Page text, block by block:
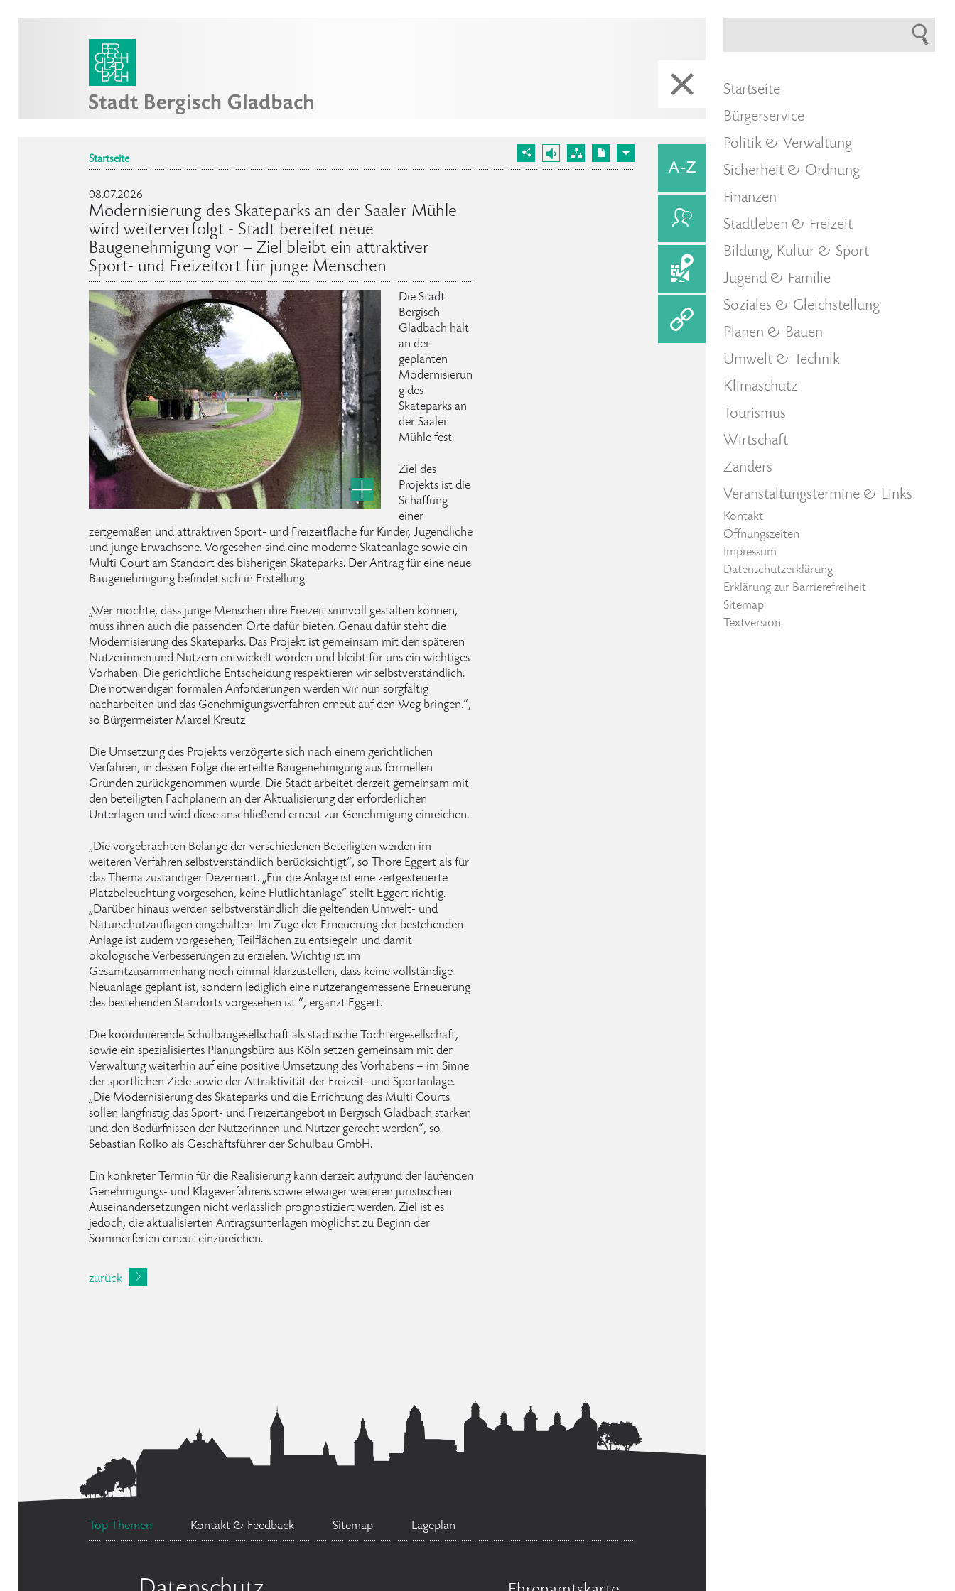
Startseite
08.07.2026
Modernisierung des Skateparks an der Saaler Mühle
wird weiterverfolgt - Stadt bereitet neue
Baugenehmigung vor – Ziel bleibt ein attraktiver
Sport- und Freizeitort für junge Menschen
Die Stadt
Bergisch
Gladbach hält
an der
geplanten
Modernisierun
g des
Skateparks an
der Saaler
Mühle fest.
Ziel des
Projekts ist die
Schaffung
einer
zeitgemäßen und attraktiven Sport- und Freizeitfläche für Kinder, Jugendliche
und junge Erwachsene. Vorgesehen sind eine moderne Skateanlage sowie ein
Multi Court am Standort des bisherigen Skateparks. Der Antrag für eine neue
Baugenehmigung befindet sich in Erstellung.
„Wer möchte, dass junge Menschen ihre Freizeit sinnvoll gestalten können,
muss ihnen auch die passenden Orte dafür bieten. Genau dafür steht die
Modernisierung des Skateparks. Das Projekt ist gemeinsam mit den späteren
Nutzerinnen und Nutzern entwickelt worden und bleibt für uns ein wichtiges
Vorhaben. Die gerichtliche Entscheidung respektieren wir selbstverständlich.
Die notwendigen formalen Anforderungen werden wir nun sorgfältig
nacharbeiten und das Genehmigungsverfahren erneut auf den Weg bringen.“,
so Bürgermeister Marcel Kreutz
Die Umsetzung des Projekts verzögerte sich nach einem gerichtlichen
Verfahren, in dessen Folge die erteilte Baugenehmigung aus formellen
Gründen zurückgenommen wurde. Die Stadt arbeitet derzeit gemeinsam mit
den beteiligten Fachplanern an der Aktualisierung der erforderlichen
Unterlagen und wird diese anschließend erneut zur Genehmigung einreichen.
„Die vorgebrachten Belange der verschiedenen Beteiligten werden im
weiteren Verfahren selbstverständlich berücksichtigt“, so Thore Eggert als für
das Thema zuständiger Dezernent. „Für die Anlage ist eine zeitgesteuerte
Platzbeleuchtung vorgesehen, keine Flutlichtanlage“ stellt Eggert richtig.
„Darüber hinaus werden selbstverständlich die geltenden Umwelt- und
Naturschutzauflagen eingehalten. Im Zuge der Erneuerung der bestehenden
Anlage ist zudem vorgesehen, Teilflächen zu entsiegeln und damit
ökologische Verbesserungen zu erzielen. Wichtig ist im
Gesamtzusammenhang noch einmal klarzustellen, dass keine vollständige
Neuanlage geplant ist, sondern lediglich eine nutzerangemessene Erneuerung
des bestehenden Standorts vorgesehen ist “, ergänzt Eggert.
Die koordinierende Schulbaugesellschaft als städtische Tochtergesellschaft,
sowie ein spezialisiertes Planungsbüro aus Köln setzen gemeinsam mit der
Verwaltung weiterhin auf eine positive Umsetzung des Vorhabens – im Sinne
der sportlichen Ziele sowie der Attraktivität der Freizeit- und Sportanlage.
„Die Modernisierung des Skateparks und die Errichtung des Multi Courts
sollen langfristig das Sport- und Freizeitangebot in Bergisch Gladbach stärken
und den Bedürfnissen der Nutzerinnen und Nutzer gerecht werden“, so
Sebastian Rolko als Geschäftsführer der Schulbau GmbH.
Ein konkreter Termin für die Realisierung kann derzeit aufgrund der laufenden
Genehmigungs- und Klageverfahrens sowie etwaiger weiteren juristischen
Auseinandersetzungen nicht verlässlich prognostiziert werden. Ziel ist es
jedoch, die aktualisierten Antragsunterlagen möglichst zu Beginn der
Sommerferien erneut einzureichen.
zurück
Top Themen Kontakt & Feedback Sitemap Lageplan
Startseite
Bürgerservice
Politik & Verwaltung
Sicherheit & Ordnung
Finanzen
Stadtleben & Freizeit
Bildung, Kultur & Sport
Jugend & Familie
Soziales & Gleichstellung
Planen & Bauen
Umwelt & Technik
Klimaschutz
Tourismus
Wirtschaft
Zanders
Veranstaltungstermine & Links
Kontakt
Öffnungszeiten
Impressum
Datenschutzerklärung
Erklärung zur Barrierefreiheit
Sitemap
Textversion